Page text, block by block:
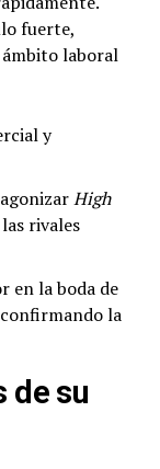
fuerte,
laboral
y
High
rivales
en la boda de
la
de su